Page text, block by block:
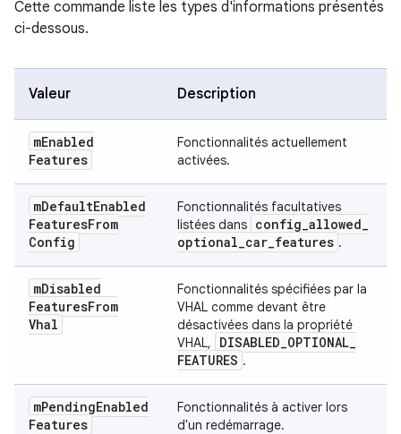
Cette commande liste les types d'informations présentés
ci-dessous.
Valeur Description
mEnabled
Features
Fonctionnalités actuellement
activées.
mDefaultEnabled
FeaturesFrom
Config
Fonctionnalités facultatives
listées dans config_allowed_
optional_car_features .
mDisabled
FeaturesFrom
Vhal
Fonctionnalités spécifiées par la
VHAL comme devant être
désactivées dans la propriété
VHAL,
DISABLED_OPTIONAL_
FEATURES .
mPendingEnabled
Features
Fonctionnalités à activer lors
d'un redémarrage.